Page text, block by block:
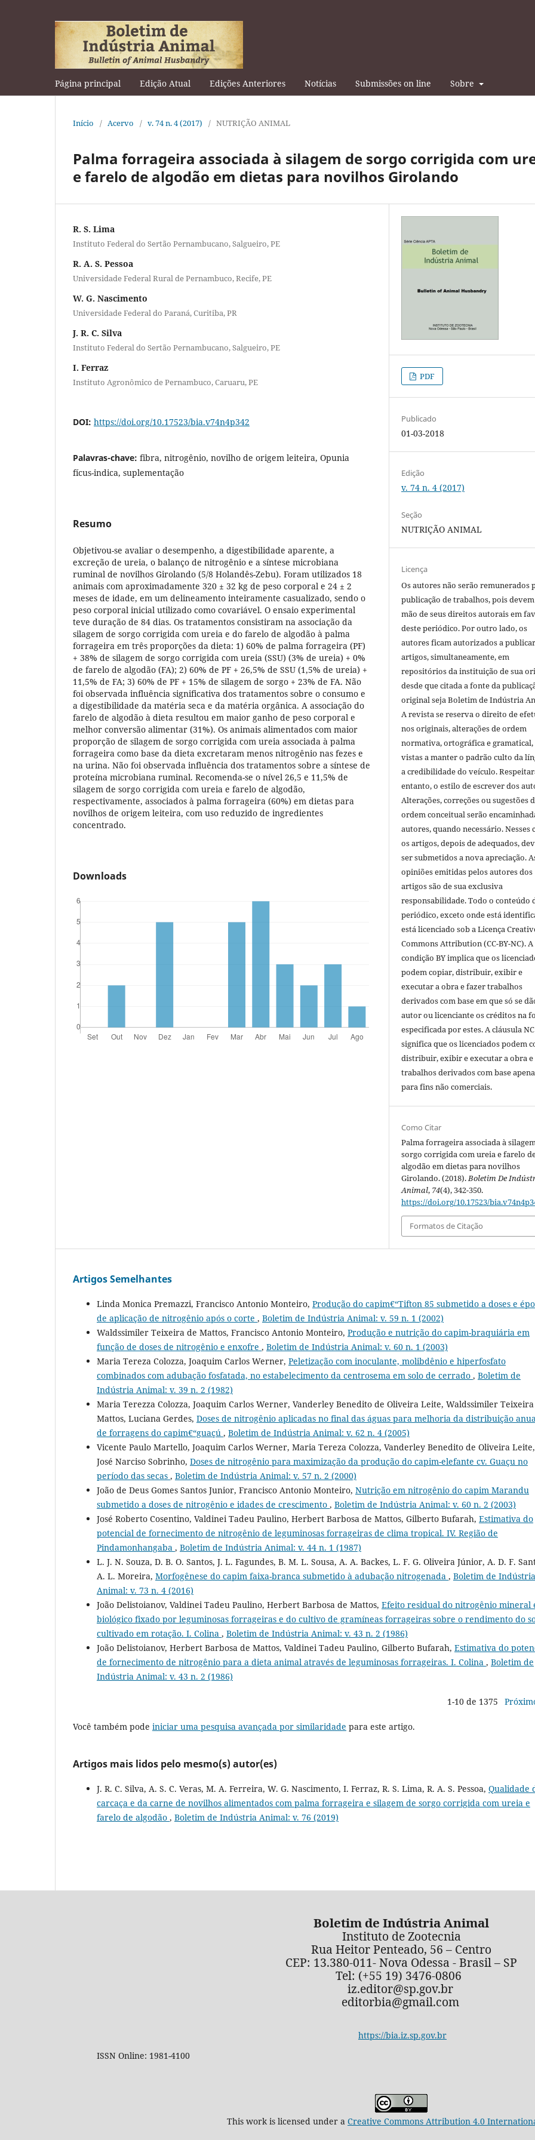
Página principal Edição Atual Edições Anteriores Notícias Submissões on line Sobre
Início / Acervo / v. 74 n. 4 (2017) / NUTRIÇÃO ANIMAL
Palma forrageira associada à silagem de sorgo corrigida com
e farelo de algodão em dietas para novilhos Girolando
R. S. Lima
Instituto Federal do Sertão Pernambucano, Salgueiro, PE
R. A. S. Pessoa
Universidade Federal Rural de Pernambuco, Recife, PE
W. G. Nascimento
Universidade Federal do Paraná, Curitiba, PR
J. R. C. Silva
Instituto Federal do Sertão Pernambucano, Salgueiro, PE
I. Ferraz
Instituto Agronômico de Pernambuco, Caruaru, PE
DOI: https://doi.org/10.17523/bia.v74n4p342
Palavras-chave: fibra, nitrogênio, novilho de origem leiteira, Opunia
fícus-indica, suplementação
Resumo
Objetivou-se avaliar o desempenho, a digestibilidade aparente, a
excreção de ureia, o balanço de nitrogênio e a síntese microbiana
ruminal de novilhos Girolando (5/8 Holandês-Zebu). Foram utilizados 18
animais com aproximadamente 320 ± 32 kg de peso corporal e 24 ± 2
meses de idade, em um delineamento inteiramente casualizado, sendo o
peso corporal inicial utilizado como covariável. O ensaio experimental
teve duração de 84 dias. Os tratamentos consistiram na associação da
silagem de sorgo corrigida com ureia e do farelo de algodão à palma
forrageira em três proporções da dieta: 1) 60% de palma forrageira (PF)
+ 38% de silagem de sorgo corrigida com ureia (SSU) (3% de ureia) + 0%
de farelo de algodão (FA); 2) 60% de PF + 26,5% de SSU (1,5% de ureia) +
11,5% de FA; 3) 60% de PF + 15% de silagem de sorgo + 23% de FA. Não
foi observada influência significativa dos tratamentos sobre o consumo e
a digestibilidade da matéria seca e da matéria orgânica. A associação do
farelo de algodão à dieta resultou em maior ganho de peso corporal e
melhor conversão alimentar (31%). Os animais alimentados com maior
proporção de silagem de sorgo corrigida com ureia associada à palma
forrageira como base da dieta excretaram menos nitrogênio nas fezes e
na urina. Não foi observada influência dos tratamentos sobre a síntese de
proteína microbiana ruminal. Recomenda-se o nível 26,5 e 11,5% de
silagem de sorgo corrigida com ureia e farelo de algodão,
respectivamente, associados à palma forrageira (60%) em dietas para
novilhos de origem leiteira, com uso reduzido de ingredientes
concentrado.
Downloads
PDF
Publicado
01-03-2018
Edição
v. 74 n. 4 (2017)
Seção
NUTRIÇÃO ANIMAL
Licença
Os autores não serão remunerados
publicação de trabalhos, pois
mão de seus direitos autorais em
deste periódico. Por outro lado, os
autores ficam autorizados a
artigos, simultaneamente, em
repositórios da instituição de sua
desde que citada a fonte da
original seja Boletim de Indústria
A revista se reserva o direito de
nos originais, alterações de ordem
normativa, ortográfica e gramatical,
vistas a manter o padrão culto da
a credibilidade do veículo.
entanto, o estilo de escrever dos
Alterações, correções ou sugestões
ordem conceitual serão
autores, quando necessário. Nesses
os artigos, depois de adequados,
ser submetidos a nova apreciação.
opiniões emitidas pelos autores dos
artigos são de sua exclusiva
responsabilidade. Todo o conteúdo
periódico, exceto onde está
está licenciado sob a Licença
Commons Attribution (CC-BY-NC). A
condição BY implica que os
podem copiar, distribuir, exibir e
executar a obra e fazer trabalhos
derivados com base em que só se
autor ou licenciante os créditos na
especificada por estes. A cláusula NC
significa que os licenciados podem
distribuir, exibir e executar a obra
trabalhos derivados com base
para fins não comerciais.
Como Citar
Palma forrageira associada à
sorgo corrigida com ureia e farelo
algodão em dietas para novilhos
Girolando. (2018).Boletim De
Animal, 74(4), 342-350.
https://doi.org/10.17523/
Formatos de Citação
Artigos Semelhantes
Linda Monica Premazzi, Francisco Antonio Monteiro, Produção do capim€“Tifton 85 submetido a doses e
de aplicação de nitrogênio após o corte , Boletim de Indústria Animal: v. 59 n. 1 (2002)
Waldssimiler Teixeira de Mattos, Francisco Antonio Monteiro, Produção e nutrição do capim-braquiária em
função de doses de nitrogênio e enxofre , Boletim de Indústria Animal: v. 60 n. 1 (2003)
Maria Tereza Colozza, Joaquim Carlos Werner, Peletização com inoculante, molibdênio e hiperfosfato
combinados com adubação fosfatada, no estabelecimento da centrosema em solo de cerrado , Boletim de
Indústria Animal: v. 39 n. 2 (1982)
Maria Terezza Colozza, Joaquim Carlos Werner, Vanderley Benedito de Oliveira Leite, Waldssimiler
Mattos, Luciana Gerdes, Doses de nitrogênio aplicadas no final das águas para melhoria da distribuição
de forragens do capim€“guaçú , Boletim de Indústria Animal: v. 62 n. 4 (2005)
Vicente Paulo Martello, Joaquim Carlos Werner, Maria Tereza Colozza, Vanderley Benedito de Oliveira Leite,
José Narciso Sobrinho, Doses de nitrogênio para maximização da produção do capim-elefante cv. Guaçu no
período das secas , Boletim de Indústria Animal: v. 57 n. 2 (2000)
João de Deus Gomes Santos Junior, Francisco Antonio Monteiro, Nutrição em nitrogênio do capim Marandu
submetido a doses de nitrogênio e idades de crescimento , Boletim de Indústria Animal: v. 60 n. 2 (2003)
José Roberto Cosentino, Valdinei Tadeu Paulino, Herbert Barbosa de Mattos, Gilberto Bufarah, Estimativa do
potencial de fornecimento de nitrogênio de leguminosas forrageiras de clima tropical. IV. Região de
Pindamonhangaba , Boletim de Indústria Animal: v. 44 n. 1 (1987)
L. J. N. Souza, D. B. O. Santos, J. L. Fagundes, B. M. L. Sousa, A. A. Backes, L. F. G. Oliveira Júnior, A. D. F.
A. L. Moreira, Morfogênese do capim faixa-branca submetido à adubação nitrogenada , Boletim de Indústria
Animal: v. 73 n. 4 (2016)
João Delistoianov, Valdinei Tadeu Paulino, Herbert Barbosa de Mattos, Efeito residual do nitrogênio mineral
biológico fixado por leguminosas forrageiras e do cultivo de gramíneas forrageiras sobre o rendimento do
cultivado em rotação. I. Colina , Boletim de Indústria Animal: v. 43 n. 2 (1986)
João Delistoianov, Herbert Barbosa de Mattos, Valdinei Tadeu Paulino, Gilberto Bufarah, Estimativa do
de fornecimento de nitrogênio para a dieta animal através de leguminosas forrageiras. I. Colina , Boletim de
Indústria Animal: v. 43 n. 2 (1986)
1-10 de 1375
Você também pode iniciar uma pesquisa avançada por similaridade para este artigo.
Artigos mais lidos pelo mesmo(s) autor(es)
J. R. C. Silva, A. S. C. Veras, M. A. Ferreira, W. G. Nascimento, I. Ferraz, R. S. Lima, R. A. S. Pessoa, Qualidade
carcaça e da carne de novilhos alimentados com palma forrageira e silagem de sorgo corrigida com ureia e
farelo de algodão , Boletim de Indústria Animal: v. 76 (2019)
Boletim de Indústria Animal
Instituto de Zootecnia
Rua Heitor Penteado, 56 – Centro
CEP: 13.380-011- Nova Odessa - Brasil – SP
Tel: (+55 19) 3476-0806
iz.editor@sp.gov.br
editorbia@gmail.com
https://bia.iz.sp.gov.br
ISSN Online: 1981-4100
This work is licensed under a Creative Commons Attribution 4.0